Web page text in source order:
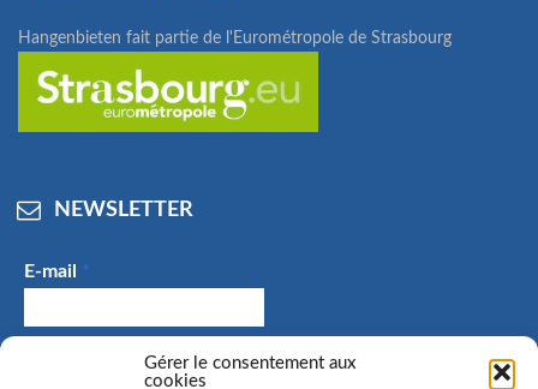
Gérer le consentement aux
cookies
Hangenbieten fait partie de l'Eurométropole de Strasbourg
NEWSLETTER
E-mail *
J'accepte de recevoir des e-mails et confirme avoir